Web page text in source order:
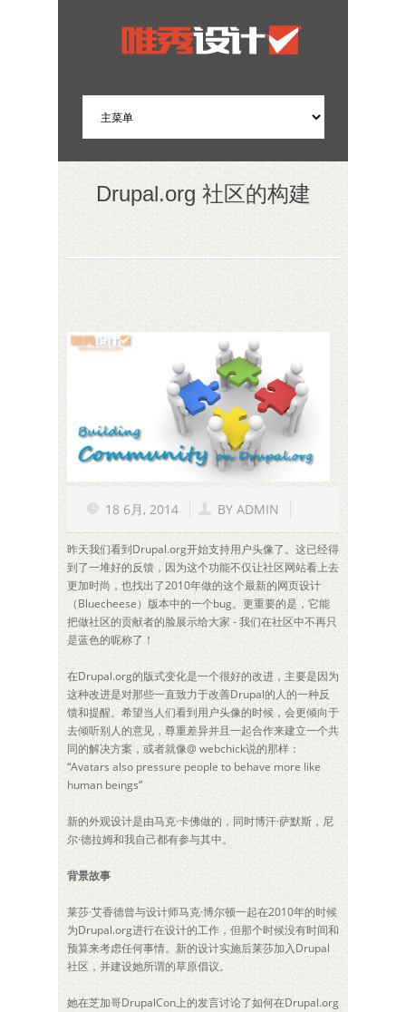
Drupal.org 社区的构建
18 6月, 2014 BY ADMIN
昨天我们看到Drupal.org开始支持用户头像了。这已经得
到了一堆好的反馈，因为这个功能不仅让社区网站看上去
更加时尚，也找出了2010年做的这个最新的网页设计
（Bluecheese）版本中的一个bug。更重要的是，它能
把做社区的贡献者的脸展示给大家 - 我们在社区中不再只
是蓝色的昵称了！
在Drupal.org的版式变化是一个很好的改进，主要是因为
这种改进是对那些一直致力于改善Drupal的人的一种反
馈和提醒。希望当人们看到用户头像的时候，会更倾向于
去倾听别人的意见，尊重差异并且一起合作来建立一个共
同的解决方案，或者就像@ webchick说的那样：
“Avatars also pressure people to behave more like
human beings”
新的外观设计是由马克·卡佛做的，同时博汗·萨默斯，尼
尔·德拉姆和我自己都有参与其中。
背景故事
莱莎·艾香德曾与设计师马克·博尔顿一起在2010年的时候
为Drupal.org进行在设计的工作，但那个时候没有时间和
预算来考虑任何事情。新的设计实施后莱莎加入Drupal
社区，并建设她所谓的草原倡议。
她在芝加哥DrupalCon上的发言讨论了如何在Drupal.org